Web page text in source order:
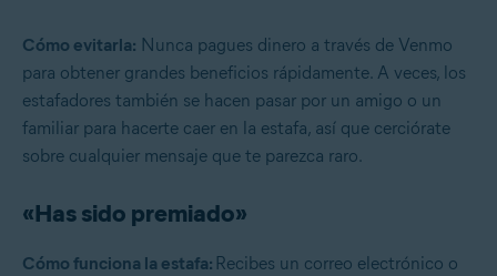
Cómo evitarla: Nunca pagues dinero a través de Venmo
para obtener grandes beneficios rápidamente. A veces, los
estafadores también se hacen pasar por un amigo o un
familiar para hacerte caer en la estafa, así que cerciórate
sobre cualquier mensaje que te parezca raro.
«Has sido premiado»
Cómo funciona la estafa: Recibes un correo electrónico o